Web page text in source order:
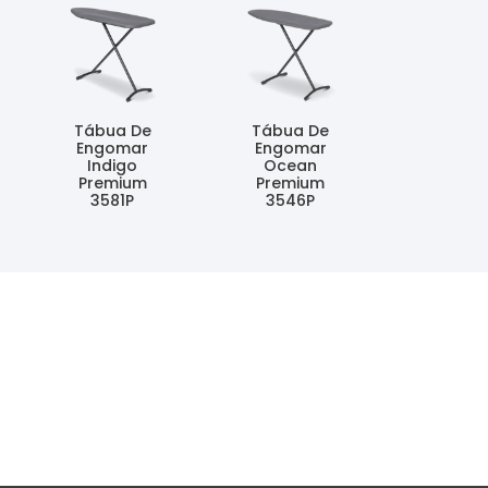
Tábua De
Engomar
Indigo
Premium
3581P
Tábua De
Engomar
Ocean
Premium
3546P